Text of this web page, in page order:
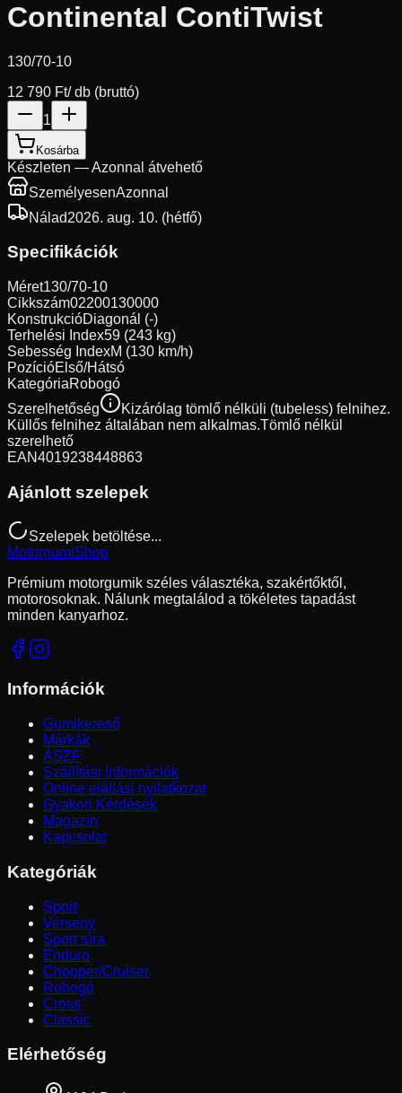
Continental ContiTwist
130/70-10
12 790 Ft/ db (bruttó)
1
Kosárba
Készleten — Azonnal átvehető
SzemélyesenAzonnal
Nálad2026. aug. 10. (hétfő)
Specifikációk
Méret130/70-10
Cikkszám02200130000
KonstrukcióDiagonál (-)
Terhelési Index59 (243 kg)
Sebesség IndexM (130 km/h)
PozícióElső/Hátsó
KategóriaRobogó
Szerelhetőség
Kizárólag tömlő nélküli (tubeless) felnihez.
Küllős felnihez általában nem alkalmas.Tömlő nélkül
szerelhető
EAN4019238448863
Ajánlott szelepek
Szelepek betöltése...
MotorgumiShop
Prémium motorgumik széles választéka, szakértőktől,
motorosoknak. Nálunk megtalálod a tökéletes tapadást
minden kanyarhoz.
Információk
Gumikereső
Márkák
ÁSZF
Szállítási Információk
Online elállási nyilatkozat
Gyakori Kérdések
Magazin
Kapcsolat
Kategóriák
Sport
Verseny
Sport túra
Enduro
Chopper/Cruiser
Robogó
Cross
Classic
Elérhetőség